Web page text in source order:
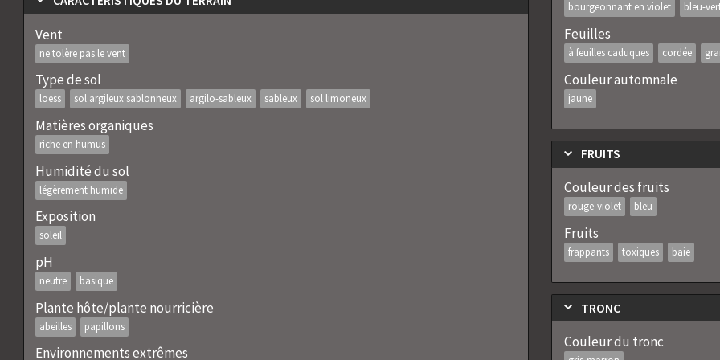
Vent
ne tolère pas le vent
Type de sol
loess sol argileux sablonneux argilo-sableux sableux sol limoneux
Matières organiques
riche en humus
Humidité du sol
légèrement humide
Exposition
soleil
pH
neutre basique
Plante hôte/plante nourricière
abeilles papillons
Environnements extrêmes
bourgeonnant en violet bleu-
Feuilles
à feuilles caduques cordée
Couleur automnale
jaune
FRUITS
Couleur des fruits
rouge-violet bleu
Fruits
frappants toxiques baie
TRONC
Couleur du tronc